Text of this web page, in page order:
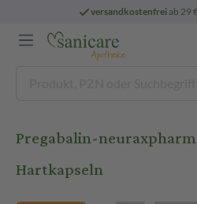
versandkostenfreiab 29
Pregabalin-
Hartkapseln